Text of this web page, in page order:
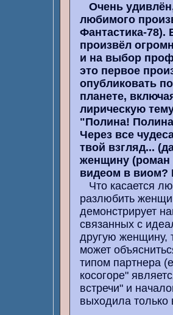
Очень
любимого
Фантастика-78).
произвёл
и на выбор
это первое
опубликовать
планете,
лирическую
"Полина!
Через все
твой взгляд...
женщину (роман
видеом в виом?
Что касается
разлюбить
демонстрирует
связанных с
другую женщину,
может
типом партнера
косогоре"
встречи" и
выходила только